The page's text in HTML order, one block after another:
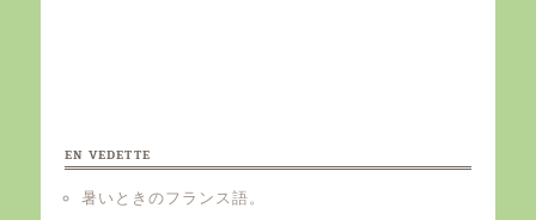
EN VEDETTE
暑いときのフランス語。